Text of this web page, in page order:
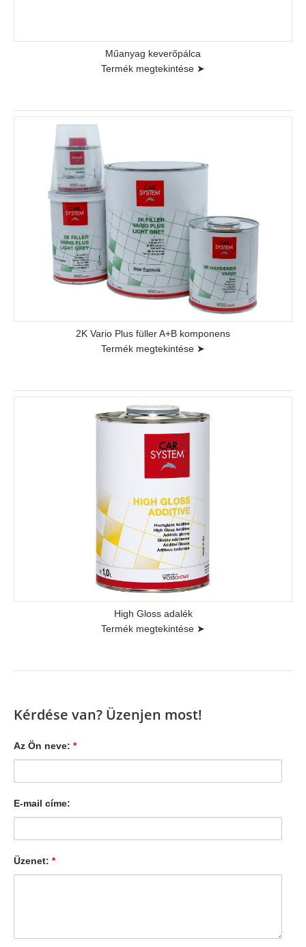
Műanyag keverőpálca
Termék megtekintése ➤
2K Vario Plus füller A+B komponens
Termék megtekintése ➤
High Gloss adalék
Termék megtekintése ➤
Kérdése van? Üzenjen most!
Az Ön neve: *
E-mail címe:
Üzenet: *